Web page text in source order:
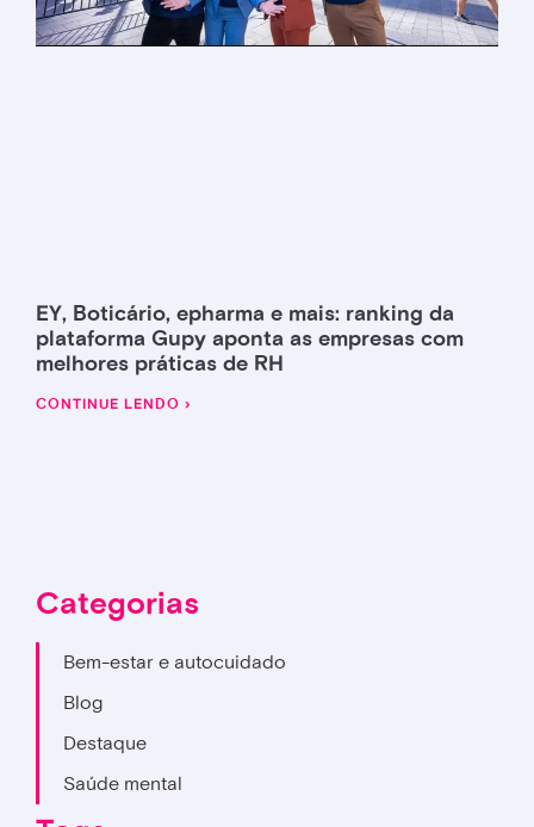
EY, Boticário, epharma e mais: ranking da
plataforma Gupy aponta as empresas com
melhores práticas de RH
CONTINUE LENDO ›
Categorias
Bem-estar e autocuidado
Blog
Destaque
Saúde mental